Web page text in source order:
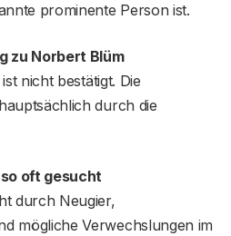
prominente Person ist.
zu Norbert Blüm
nicht bestätigt. Die
durch die
oft gesucht
durch Neugier,
mögliche Verwechslungen im